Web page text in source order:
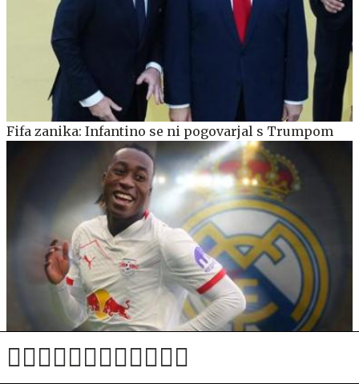
Fifa zanika: Infantino se ni pogovarjal s Trumpom